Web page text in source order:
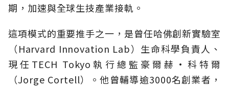
期，加速與全球生技產業接軌。
這項模式的重要推手之一，是曾任哈佛創新實驗室
（Harvard Innovation Lab）生命科學負責人、
現任TECH Tokyo執行總監豪爾赫·科特爾
（Jorge Cortell）。他曾輔導逾3000名創業者，